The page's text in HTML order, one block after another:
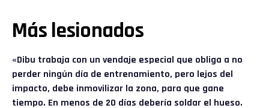
Más lesionados
«Dibu trabaja con un vendaje especial que obliga a no
perder ningún día de entrenamiento, pero lejos del
impacto, debe inmovilizar la zona, para que gane
tiempo. En menos de 20 días debería soldar el hueso.